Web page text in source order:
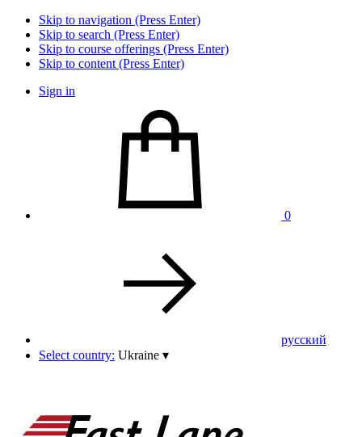
Skip to navigation (Press Enter)
Skip to search (Press Enter)
Skip to course offerings (Press Enter)
Skip to content (Press Enter)
Sign in
0
pусский
Select country: Ukraine ▾